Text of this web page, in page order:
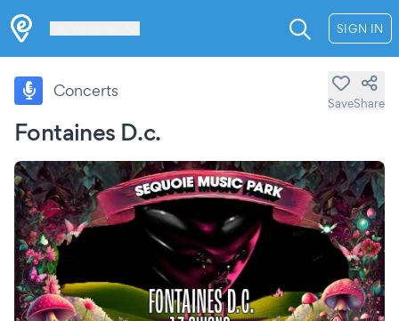
SIGN IN
Fontaines D.c.
Concerts
SaveShare